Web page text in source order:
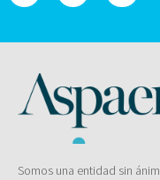
Somos una entidad sin